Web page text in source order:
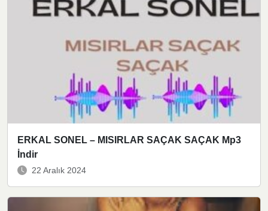
ERKAL SONEL – MISIRLAR SAÇAK SAÇAK Mp3
İndir
22 Aralık 2024